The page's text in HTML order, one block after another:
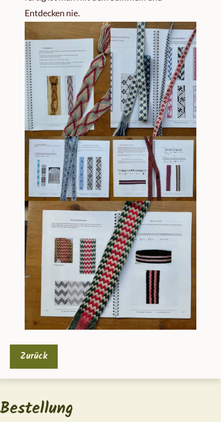
Entdecken nie.
Bestellung